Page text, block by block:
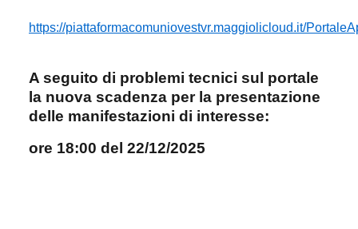
https://piattaformacomuniovestvr.maggiolicloud.it/
A seguito di problemi tecnici sul portale
la nuova scadenza per la presentazione
delle manifestazioni di interesse:
ore 18:00 del 22/12/2025